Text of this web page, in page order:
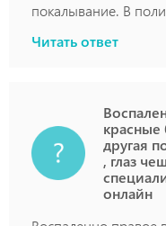
покалывание. В
Читать ответ
красные
другая
, глаз
онлайн